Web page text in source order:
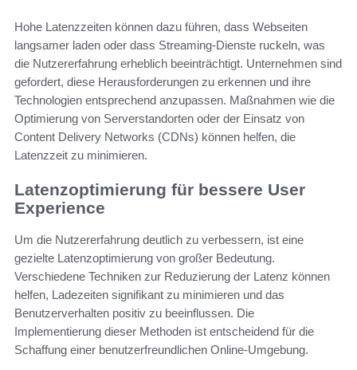
Hohe Latenzzeiten können dazu führen, dass Webseiten
langsamer laden oder dass Streaming-Dienste ruckeln, was
die Nutzererfahrung erheblich beeinträchtigt. Unternehmen sind
gefordert, diese Herausforderungen zu erkennen und ihre
Technologien entsprechend anzupassen. Maßnahmen wie die
Optimierung von Serverstandorten oder der Einsatz von
Content Delivery Networks (CDNs) können helfen, die
Latenzzeit zu minimieren.
Latenzoptimierung für bessere User
Experience
Um die Nutzererfahrung deutlich zu verbessern, ist eine
gezielte Latenzoptimierung von großer Bedeutung.
Verschiedene Techniken zur Reduzierung der Latenz können
helfen, Ladezeiten signifikant zu minimieren und das
Benutzerverhalten positiv zu beeinflussen. Die
Implementierung dieser Methoden ist entscheidend für die
Schaffung einer benutzerfreundlichen Online-Umgebung.